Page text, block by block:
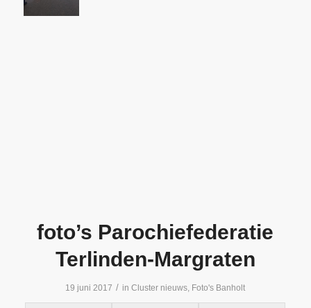
foto’s Parochiefederatie
Terlinden-Margraten
19 juni 2017 / inCluster nieuws, Foto's Banholt